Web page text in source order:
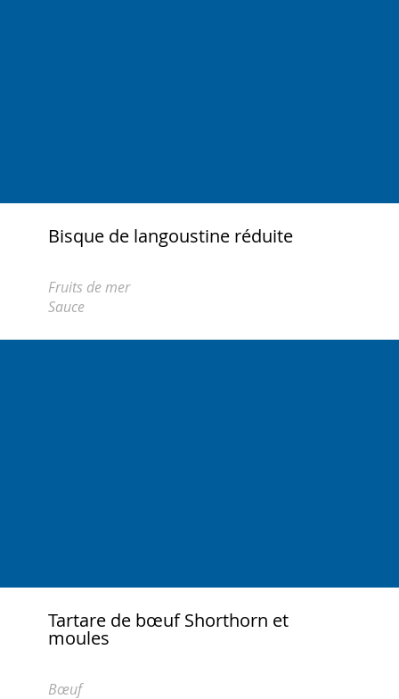
Bisque de langoustine réduite
Fruits de mer
Sauce
Tartare de bœuf Shorthorn et
moules
Bœuf